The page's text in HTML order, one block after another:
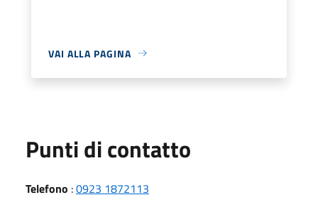
VAI ALLA PAGINA
Punti di contatto
Telefono :0923 1872113